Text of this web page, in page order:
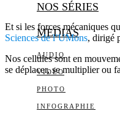
NOS SÉRIES
MEDIAS
AUDIO
VIDÉO
PHOTO
INFOGRAPHIE
Et si les forces mécaniques
Sciences de l’UMons, dirigé
Nos cellules sont en
se déplacer, se multiplier ou